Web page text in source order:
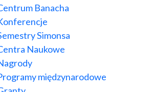
Banacha
Simonsa
Naukowe
międzynarodowe
na organizacje konferencji 2026
Jak zorganizować konferencję?